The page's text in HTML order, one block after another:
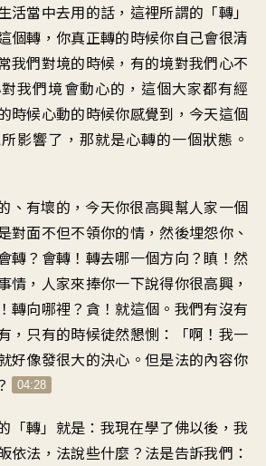
活當中去用的話，這裡所謂的「轉」
個轉，你真正轉的時候你自己會很清
我們對境的時候，有的境對我們心不
我們境會動心的，這個大家都有經
時候心動的時候你感覺到，今天這個
影響了，那就是心轉的一個狀態。
、有壞的，今天你很高興幫人家一個
對面不但不領你的情，然後埋怨你、
轉？會轉！轉去哪一個方向？瞋！然
情，人家來捧你一下說得你很高興，
轉向哪裡？貪！就這個。我們有沒有
，只有的時候徒然懇惻：「啊！我一
好像發很大的決心。但是法的內容你
04:28
「轉」就是：我現在學了佛以後，我
依法，法說些什麼？法是告訴我們：